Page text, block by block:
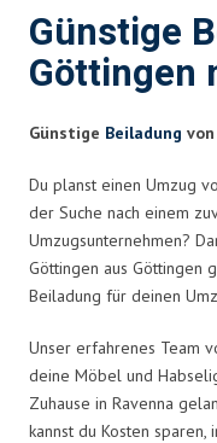
Günstige
Göttingen
Günstige Beiladung
Du planst einen Umzug
der Suche nach einem
Umzugsunternehmen?
Göttingen aus Göttingen
Beiladung für deinen
Unser erfahrenes Team
deine Möbel und
Zuhause in Ravenna
kannst du Kosten